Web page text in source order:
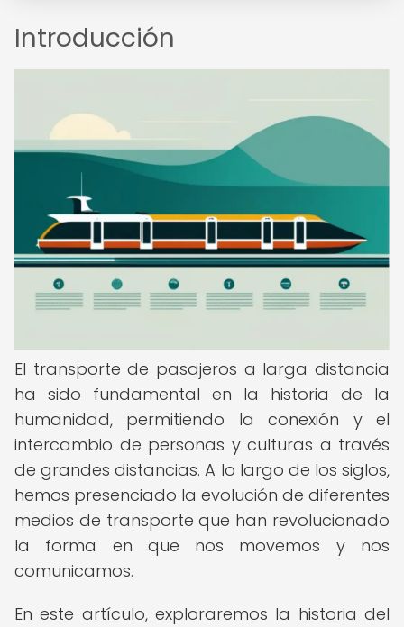
Introducción
El transporte de pasajeros a larga distancia
ha sido fundamental en la historia de la
humanidad, permitiendo la conexión y el
intercambio de personas y culturas a través
de grandes distancias. A lo largo de los siglos,
hemos presenciado la evolución de diferentes
medios de transporte que han revolucionado
la forma en que nos movemos y nos
comunicamos.
En este artículo, exploraremos la historia del